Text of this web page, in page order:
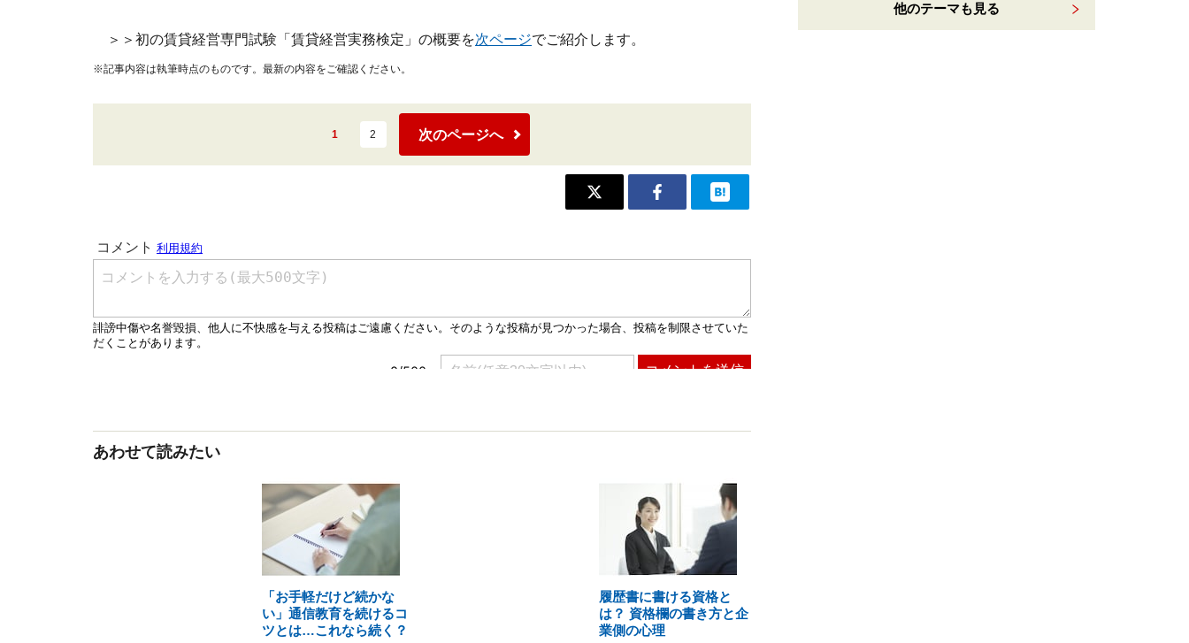
＞＞初の賃貸経営専門試験「賃貸経営実務検定」の概要を次ページでご紹介します。
※記事内容は執筆時点のものです。最新の内容をご確認ください。
1 2 次のページへ
あわせて読みたい
「お手軽だけど続かな
い」通信教育を続けるコ
ツとは…これなら続く？
履歴書に書ける資格と
は？ 資格欄の書き方と企
業側の心理
他のテーマも見る